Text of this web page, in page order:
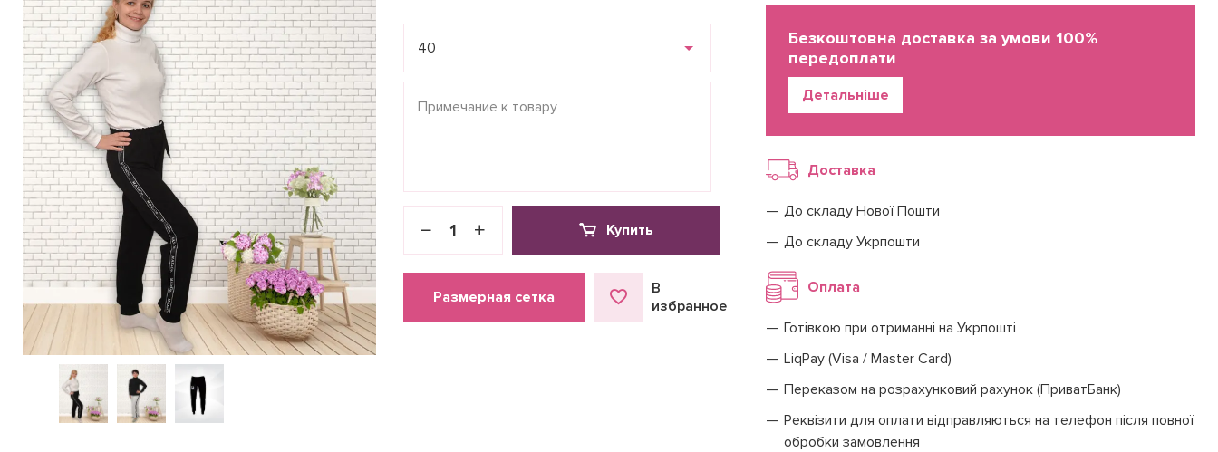
40
Купить
Размерная сетка
В
избранное
Детальніше
Безкоштовна доставка за умови 100%
передоплати
Доставка
До складу Нової Пошти
До складу Укрпошти
Оплата
Готівкою при отриманні на Укрпошті
LiqPay (Visa / Master Card)
Переказом на розрахунковий рахунок (ПриватБанк)
Реквізити для оплати відправляються на телефон після повної
обробки замовлення